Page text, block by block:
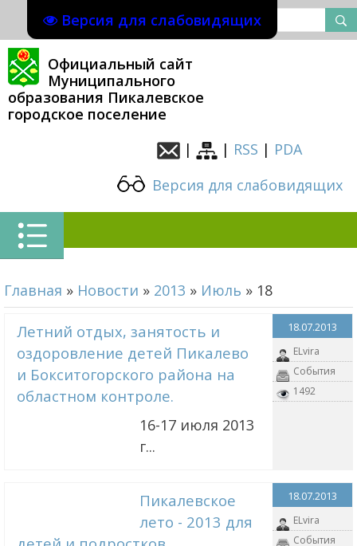
Версия для слабовидящих
Официальный сайт
Муниципального
образования Пикалевское
городское поселение
|
| RSS | PDA
Версия для слабовидящих
Главная » Новости » 2013 » Июль » 18
Летний отдых, занятость и
оздоровление детей Пикалево
и Бокситогорского района на
областном контроле.
16-17 июля 2013
г...
18.07.2013
ELvira
События
1492
Пикалевское
лето - 2013 для
18.07.2013
ELvira
События